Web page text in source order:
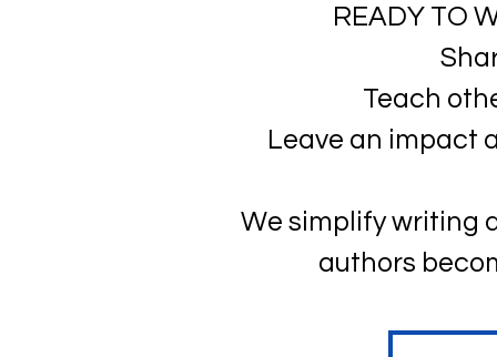
READY TO
Teach
Leave an impact
We simplify writing
authors